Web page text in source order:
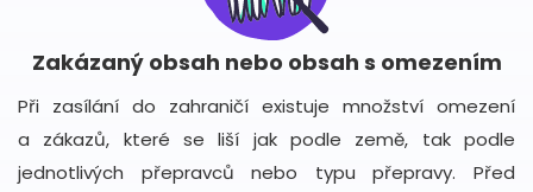
Zakázaný obsah nebo obsah s omezením
Při zasílání do zahraničí existuje množství omezení
a zákazů, které se liší jak podle země, tak podle
jednotlivých přepravců nebo typu přepravy. Před